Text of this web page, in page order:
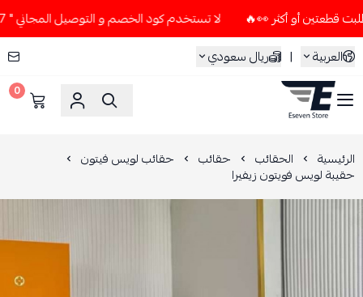
لا تستخدم كود الخصم و التوصيل المجاني " N7 " إلا إذا طلبت قطعتين أو أكثر 👀🔥
العربية
| ريال سعودي
ESEVEN STORE
0
الرئيسية الحقائب حقائب حقائب لويس فيتون
حقيبة لويس فويتون زيفيرا